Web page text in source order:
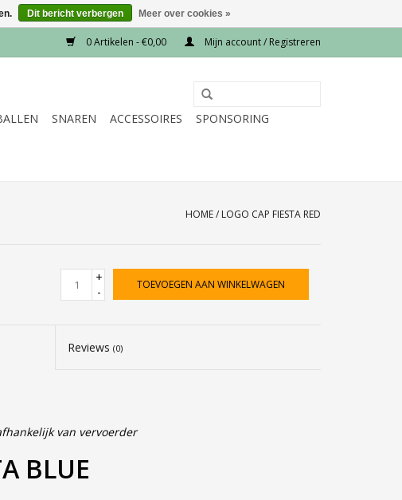
0 Artikelen - €0,00 Mijn account / Registreren
SNAREN ACCESSOIRES
SPONSORING
HOME/ LOGO CAP FIESTA RED
+
-
TOEVOEGEN AAN WINKELWAGEN
Reviews(0)
van vervoerder
BLUE
Dit bericht verbergen Meer over cookies »